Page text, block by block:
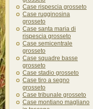
Case rispescia grosseto
Case rugginosina
grosseto
Case santa maria di
rispescia grosseto
Case semicentrale
grosseto
Case squadre basse
grosseto
Case stadio grosseto
Case tiro a segno
grosseto
Case tribunale grosseto
Case montiano magliano